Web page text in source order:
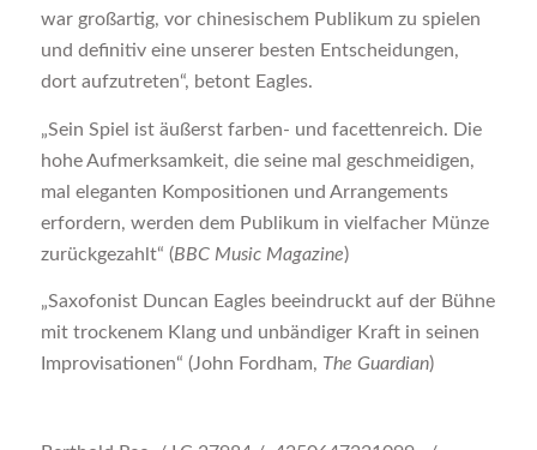
war großartig, vor chinesischem Publikum zu spielen
und definitiv eine unserer besten Entscheidungen,
dort aufzutreten“, betont Eagles.
„Sein Spiel ist äußerst farben- und facettenreich. Die
hohe Aufmerksamkeit, die seine mal geschmeidigen,
mal eleganten Kompositionen und Arrangements
erfordern, werden dem Publikum in vielfacher Münze
zurückgezahlt“ (BBC Music Magazine)
„Saxofonist Duncan Eagles beeindruckt auf der Bühne
mit trockenem Klang und unbändiger Kraft in seinen
Improvisationen“ (John Fordham, The Guardian)